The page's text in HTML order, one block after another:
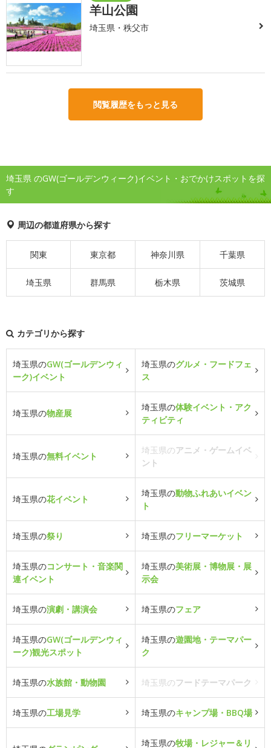
羊山公園
埼玉県・秩父市
閲覧履歴をもっと見る
埼玉県 のGW(ゴールデンウィーク)イベント・おでかけスポットを探
す
周辺の都道府県から探す
関東 東京都 神奈川県 千葉県
埼玉県 群馬県 栃木県 茨城県
カテゴリから探す
埼玉県のGW(ゴールデンウィ
ーク)イベント
埼玉県のグルメ・フードフェ
ス
埼玉県の物産展
埼玉県の体験イベント・アク
ティビティ
埼玉県の無料イベント
埼玉県のアニメ・ゲームイベ
ント
埼玉県の花イベント
埼玉県の動物ふれあいイベン
ト
埼玉県の祭り 埼玉県のフリーマーケット
埼玉県のコンサート・音楽関
連イベント
埼玉県の美術展・博物展・展
示会
埼玉県の演劇・講演会 埼玉県のフェア
埼玉県のGW(ゴールデンウィ
ーク)観光スポット
埼玉県の遊園地・テーマパー
ク
埼玉県の水族館・動物園 埼玉県のフードテーマパーク
埼玉県の工場見学 埼玉県のキャンプ場・BBQ場
埼玉県の牧場・レジャー＆リ